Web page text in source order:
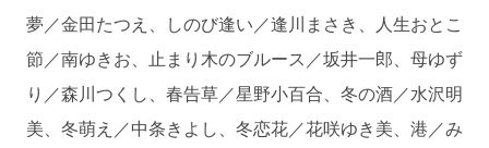
夢／金田たつえ、しのび逢い／逢川まさき、人生おとこ
節／南ゆきお、止まり木のブルース／坂井一郎、母ゆず
り／森川つくし、春告草／星野小百合、冬の酒／水沢明
美、冬萌え／中条きよし、冬恋花／花咲ゆき美、港／み